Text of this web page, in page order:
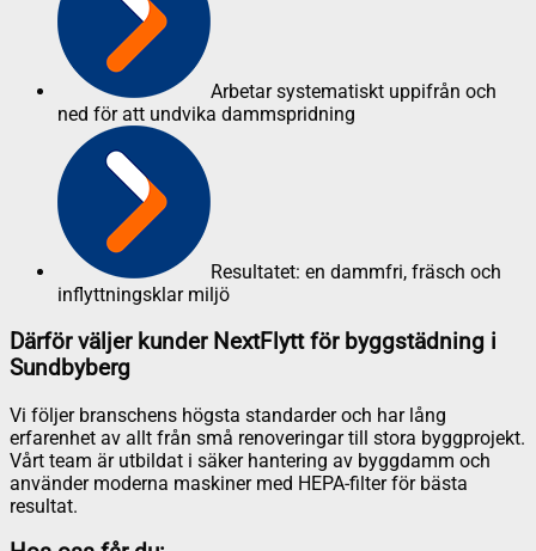
Arbetar systematiskt uppifrån och
ned för att undvika dammspridning
Resultatet: en dammfri, fräsch och
inflyttningsklar miljö
Därför väljer kunder NextFlytt för byggstädning i
Sundbyberg
Vi följer branschens högsta standarder och har lång
erfarenhet av allt från små renoveringar till stora byggprojekt.
Vårt team är utbildat i säker hantering av byggdamm och
använder moderna maskiner med HEPA-filter för bästa
resultat.